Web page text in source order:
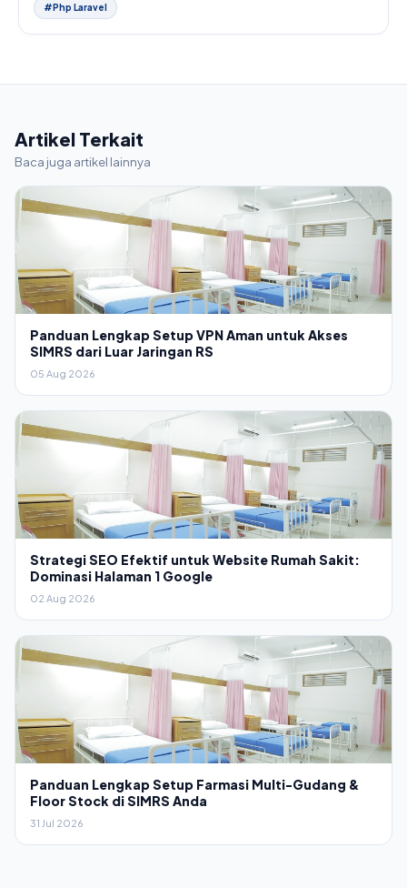
#Php Laravel
Artikel Terkait
Baca juga artikel lainnya
Panduan Lengkap Setup VPN Aman untuk Akses
SIMRS dari Luar Jaringan RS
05 Aug 2026
Strategi SEO Efektif untuk Website Rumah Sakit:
Dominasi Halaman 1 Google
02 Aug 2026
Panduan Lengkap Setup Farmasi Multi-Gudang &
Floor Stock di SIMRS Anda
31 Jul 2026